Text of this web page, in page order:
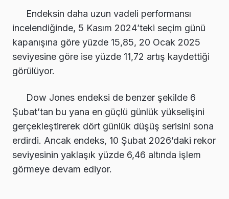
Endeksin daha uzun vadeli performansı
incelendiğinde, 5 Kasım 2024’teki seçim günü
kapanışına göre yüzde 15,85, 20 Ocak 2025
seviyesine göre ise yüzde 11,72 artış kaydettiği
görülüyor.
Dow Jones endeksi de benzer şekilde 6
Şubat’tan bu yana en güçlü günlük yükselişini
gerçekleştirerek dört günlük düşüş serisini sona
erdirdi. Ancak endeks, 10 Şubat 2026’daki rekor
seviyesinin yaklaşık yüzde 6,46 altında işlem
görmeye devam ediyor.